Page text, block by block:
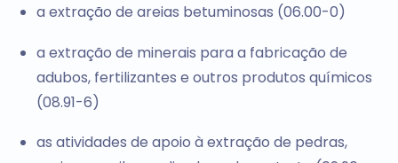
a extração de areias betuminosas (06.00-0)
a extração de minerais para a fabricação de
adubos, fertilizantes e outros produtos químicos
(08.91-6)
as atividades de apoio à extração de pedras,